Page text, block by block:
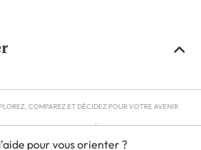
pour vous orienter ?
COMPAREZ ET DÉCIDEZ POUR VOTRE AVENIR
RGPD